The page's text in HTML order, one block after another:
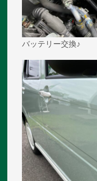
バッテリー交換♪